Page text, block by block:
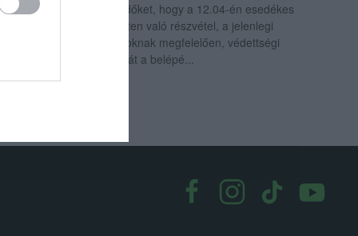
Tájékoztatjuk az érdeklődőket, hogy a 12.04-én esedékes
GROOVEHOUSE koncerten való részvétel, a jelenlegi
járványügyi szabályozásoknak megfelelően, védettségi
igazolványhoz kötött, tehát a belépé...